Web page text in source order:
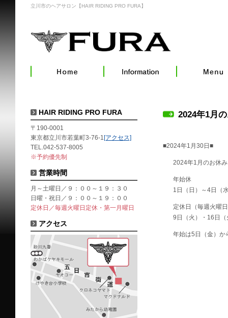
立川市のヘアサロン【HAIR RIDING PRO FURA】
2024年1月
■2024年1月30日■
2024年1月のお休
年始休
1日（日）～4日（
定休日（毎週火曜
9日（火）・16日
年始は5日（金）か
HAIR RIDING PRO FURA
〒190-0001
東京都立川市若葉町3-76-1 [アクセス]
TEL.042-537-8005
※予約優先制
営業時間
月～土曜日／９：００～１９：３０
日曜・祝日／９：００～１９：００
定休日／毎週火曜日定休・第一月曜日
アクセス